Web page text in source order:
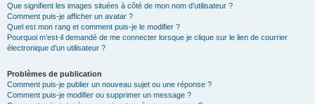
Que signifient les images situées à côté de mon nom d’utilisateur ?
Comment puis-je afficher un avatar ?
Quel est mon rang et comment puis-je le modifier ?
Pourquoi m’est-il demandé de me connecter lorsque je clique sur le lien de courrier
électronique d’un utilisateur ?
Problèmes de publication
Comment puis-je publier un nouveau sujet ou une réponse ?
Comment puis-je modifier ou supprimer un message ?